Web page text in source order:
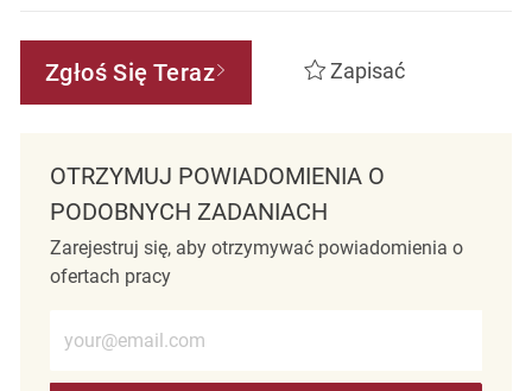
Zgłoś Się Teraz Zapisać
OTRZYMUJ POWIADOMIENIA O
PODOBNYCH ZADANIACH
Zarejestruj się, aby otrzymywać powiadomienia o
ofertach pracy